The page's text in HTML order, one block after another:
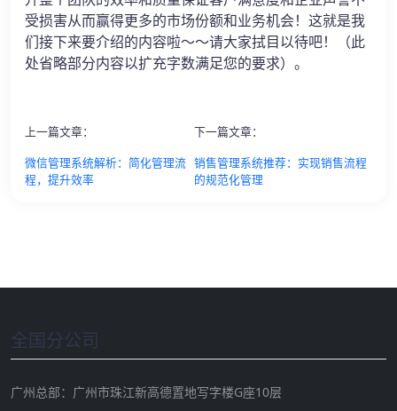
受损害从而赢得更多的市场份额和业务机会！这就是我
们接下来要介绍的内容啦～～请大家拭目以待吧！（此
处省略部分内容以扩充字数满足您的要求）。
上一篇文章：
微信管理系统解析：简化管理流
程，提升效率
下一篇文章：
销售管理系统推荐：实现销售流程
的规范化管理
全国分公司
广州总部：广州市珠江新高德置地写字楼G座10层